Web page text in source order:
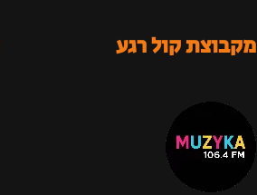
מקבוצת קול רגע